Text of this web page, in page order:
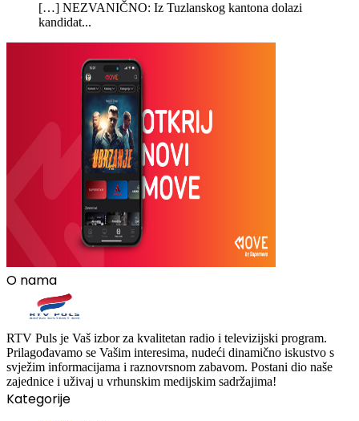
[…] NEZVANIČNO: Iz Tuzlanskog kantona dolazi
kandidat...
O nama
RTV Puls je Vaš izbor za kvalitetan radio i televizijski program.
Prilagođavamo se Vašim interesima, nudeći dinamično iskustvo s
svježim informacijama i raznovrsnom zabavom. Postani dio naše
zajednice i uživaj u vrhunskim medijskim sadržajima!
Kategorije